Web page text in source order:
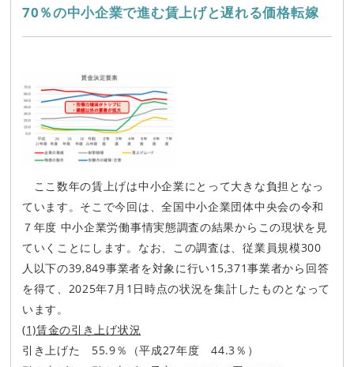
70％の中小企業で進む賃上げと遅れる価格転嫁
ここ数年の賃上げは中小企業にとって大きな負担となっ
ています。そこで今回は、全国中小企業団体中央会の令和
７年度 中小企業労働事情実態調査の結果からこの現状を見
ていくことにします。なお、この調査は、従業員規模300
人以下の39,849事業者を対象に行い15,371事業者から回答
を得て、2025年7月1日時点の状況を集計したものとなって
います。
(1)賃金の引き上げ状況
引き上げた 55.9％（平成27年度 44.3％）